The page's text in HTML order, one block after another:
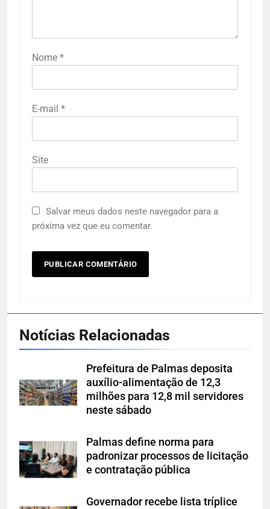
Nome *
E-mail *
Site
Salvar meus dados neste navegador para a
próxima vez que eu comentar.
Notícias Relacionadas
Prefeitura de Palmas deposita
auxílio-alimentação de 12,3
milhões para 12,8 mil servidores
neste sábado
Palmas define norma para
padronizar processos de licitação
e contratação pública
Governador recebe lista tríplice